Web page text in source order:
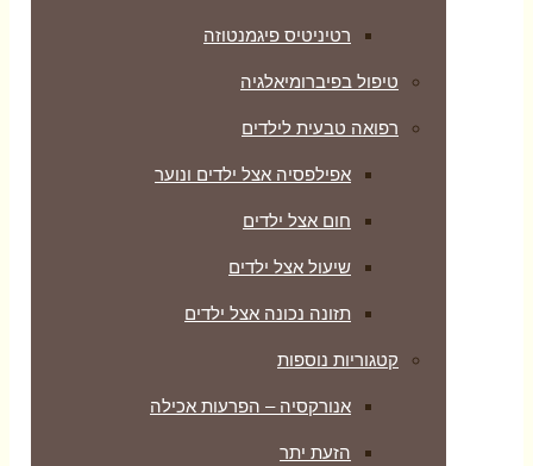
רטיניטיס פיגמנטוזה
טיפול בפיברומיאלגיה
רפואה טבעית לילדים
אפילפסיה אצל ילדים ונוער
חום אצל ילדים
שיעול אצל ילדים
תזונה נכונה אצל ילדים
קטגוריות נוספות
אנורקסיה – הפרעות אכילה
הזעת יתר